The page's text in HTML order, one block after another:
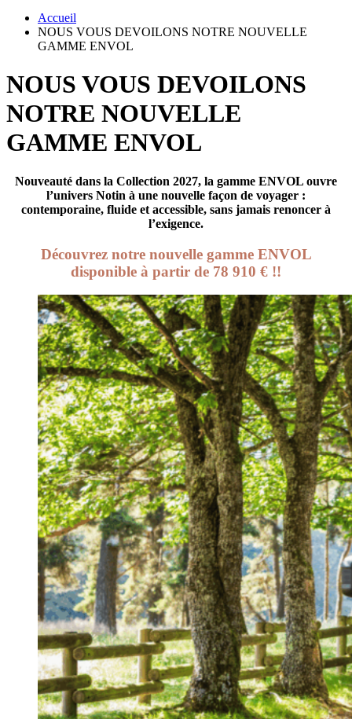
Accueil
NOUS VOUS DEVOILONS NOTRE NOUVELLE
GAMME ENVOL
NOUS VOUS DEVOILONS
NOTRE NOUVELLE
GAMME ENVOL
Nouveauté dans la Collection 2027, la gamme ENVOL ouvre
l’univers Notin à une nouvelle façon de voyager :
contemporaine, fluide et accessible, sans jamais renoncer à
l’exigence.
Découvrez notre nouvelle gamme ENVOL
disponible à partir de 78 910 € !!